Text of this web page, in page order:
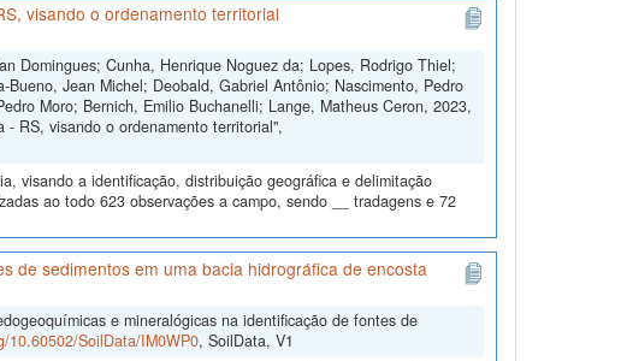
visando o ordenamento territorial
Domingues; Cunha, Henrique Noguez da; Lopes, Rodrigo Thiel;
Jean Michel; Deobald, Gabriel Antônio; Nascimento, Pedro
Moro; Bernich, Emilio Buchanelli; Lange, Matheus Ceron, 2023,
RS, visando o ordenamento territorial",
visando a identificação, distribuição geográfica e delimitação
ao todo 623 observações a campo, sendo __ tradagens e 72
de sedimentos em uma bacia hidrográfica de encosta
e mineralógicas na identificação de fontes de
10.60502/SoilData/IM0WP0, SoilData, V1